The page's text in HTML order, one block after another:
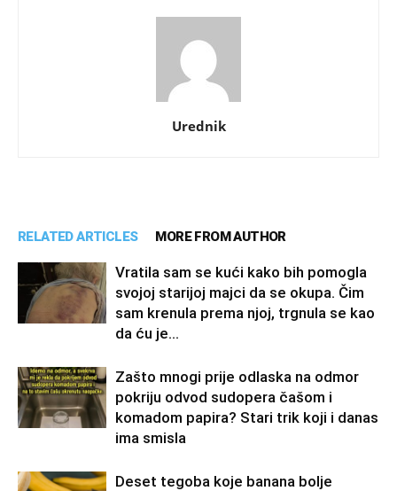
Urednik
RELATED ARTICLES MORE FROM AUTHOR
Vratila sam se kući kako bih pomogla
svojoj starijoj majci da se okupa. Čim
sam krenula prema njoj, trgnula se kao
da ću je...
Zašto mnogi prije odlaska na odmor
pokriju odvod sudopera čašom i
komadom papira? Stari trik koji i danas
ima smisla
Deset tegoba koje banana bolje